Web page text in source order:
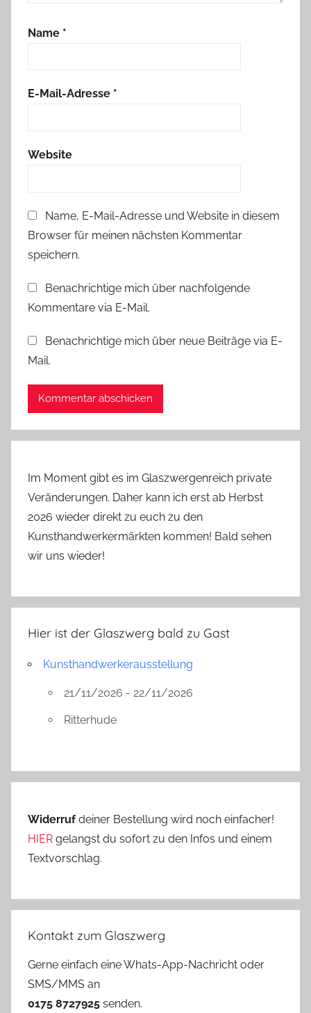
e
S
Name *
E-Mail-Adresse *
Website
Name, E-Mail-Adresse und Website in diesem
Browser für meinen nächsten Kommentar
speichern.
Benachrichtige mich über nachfolgende
Kommentare via E-Mail.
Benachrichtige mich über neue Beiträge via E-
Mail.
Im Moment gibt es im Glaszwergenreich private
Veränderungen. Daher kann ich erst ab Herbst
2026 wieder direkt zu euch zu den
Kunsthandwerkermärkten kommen! Bald sehen
wir uns wieder!
Hier ist der Glaszwerg bald zu Gast
Kunsthandwerkerausstellung
21/11/2026 - 22/11/2026
Ritterhude
Widerrufdeiner Bestellung wird noch einfacher!
HIER gelangst du sofort zu den Infos und einem
Textvorschlag.
Kontakt zum Glaszwerg
Gerne einfach eine Whats-App-Nachricht oder
SMS/MMS an
0175 8727925 senden.